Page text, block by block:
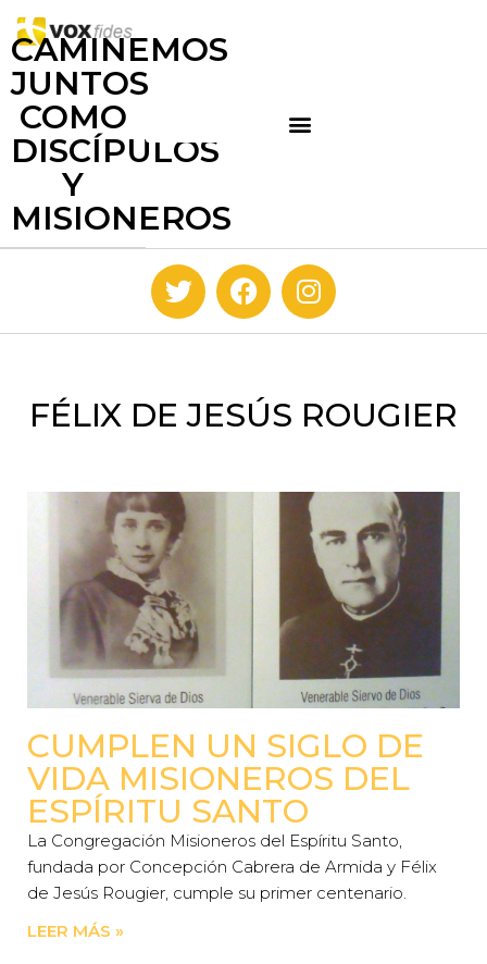
CAMINEMOS
JUNTOS
COMO
DISCÍPULOS
Y
MISIONEROS
FÉLIX DE JESÚS ROUGIER
CUMPLEN UN SIGLO DE
VIDA MISIONEROS DEL
ESPÍRITU SANTO
La Congregación Misioneros del Espíritu Santo,
fundada por Concepción Cabrera de Armida y Félix
de Jesús Rougier, cumple su primer centenario.
LEER MÁS »